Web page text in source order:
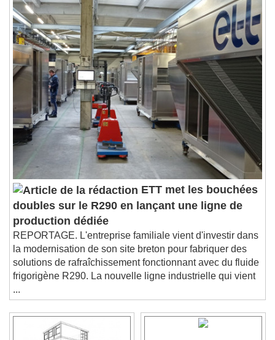
ETT met les bouchées
doubles sur le R290 en lançant une ligne de
production dédiée
REPORTAGE. L'entreprise familiale vient d'investir dans
la modernisation de son site breton pour fabriquer des
solutions de rafraîchissement fonctionnant avec du fluide
...